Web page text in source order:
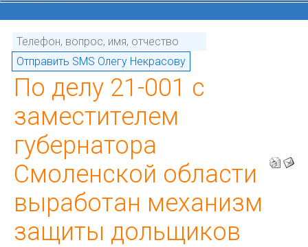
По делу 21-001 с
заместителем
губернатора
Смоленской области
выработан механизм
защиты дольщиков